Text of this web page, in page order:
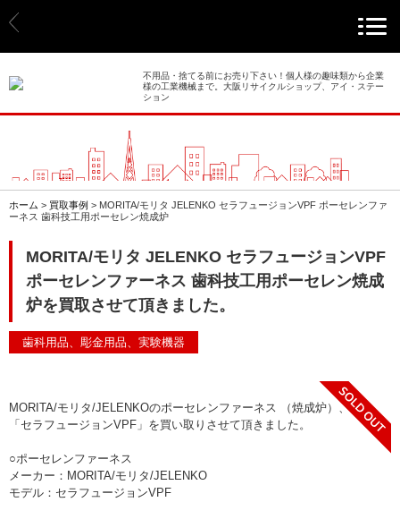
不用品・捨てる前にお売り下さい！個人様の趣味類から企業
様の工業機械まで。大阪リサイクルショップ、アイ・ステー
ション
ホーム > 買取事例 > MORITA/モリタ JELENKO セラフュージョンVPF ポーセレンファ
ーネス 歯科技工用ポーセレン焼成炉
MORITA/モリタ JELENKO セラフュージョンVPF
ポーセレンファーネス 歯科技工用ポーセレン焼成
炉を買取させて頂きました。
歯科用品、彫金用品、実験機器
MORITA/モリタ/JELENKOのポーセレンファーネス （焼成炉）、
「セラフュージョンVPF」を買い取りさせて頂きました。
○ポーセレンファーネス
メーカー：MORITA/モリタ/JELENKO
モデル：セラフュージョンVPF
> 店頭買取
> 出張買取
> 選ばれる理由
> 工場閉鎖に伴う一括整理